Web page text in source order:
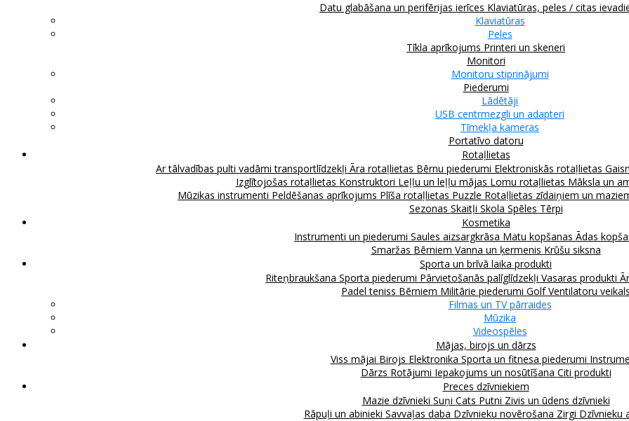
Datu glabāšana un perifērijas ierīces Klaviatūras, peles / citas
Klaviatūras
Peles
Tīkla aprīkojums Printeri un skeneri
Monitori
Monitoru stiprinājumi
Piederumi
Lādētāji
USB centrmezgli un adapteri
Tīmekļa kameras
Portatīvo datoru
Rotaļlietas
Ar tālvadības pulti vadāmi transportlīdzekļi Āra rotaļlietas Bērnu piederumi Elektroniskās rotaļlietas
Izglītojošas rotaļlietas Konstruktori Leļļu un leļļu mājas Lomu rotaļlietas Māksla un
Mūzikas instrumenti Peldēšanas aprīkojums Plīša rotaļlietas Puzzle Rotaļlietas zīdaiņiem un
Sezonas Skaitļi Skola Spēles Tērpi
Kosmetika
Instrumenti un piederumi Saules aizsargkrāsa Matu kopšanas Ādas
Smaržas Bērniem Vanna un ķermenis Krūšu siksna
Sporta un brīvā laika produkti
Riteņbraukšana Sporta piederumi Pārvietošanās palīglīdzekļi Vasaras produkti
Padel teniss Bērniem Militārie piederumi GolfVentilatoru veikals
Filmas un TV pārraides
Mūzika
Videospēles
Mājas, birojs un dārzs
Viss mājai Birojs Elektronika Sporta un fitnesa piederumi
Dārzs Rotājumi Iepakojums un nosūtīšana Citi produkti
Preces dzīvniekiem
Mazie dzīvnieki Suņi Cats Putni Zivis un ūdens dzīvnieki
Rāpuļi un abinieki Savvaļas daba Dzīvnieku novērošana Zirgi Dzīvnieku